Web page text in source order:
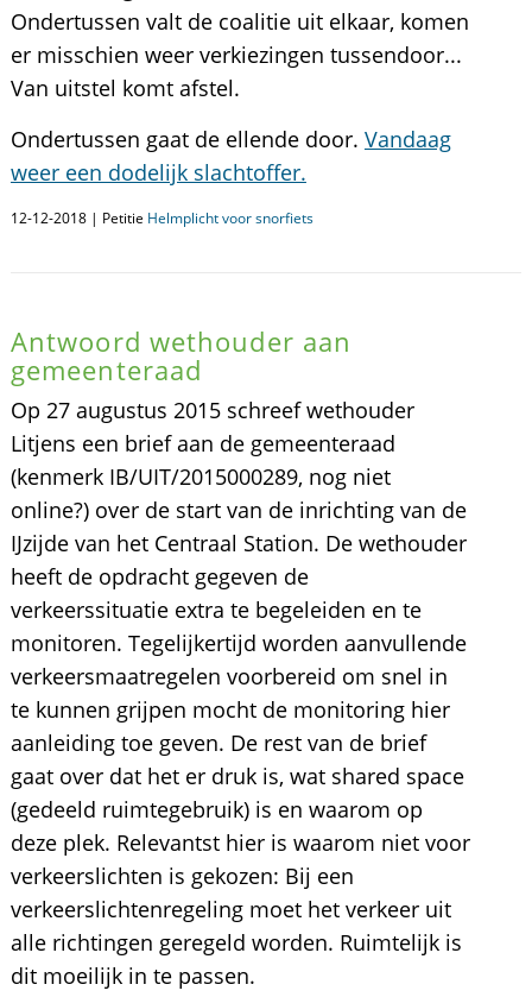
Ondertussen valt de coalitie uit elkaar, komen
er misschien weer verkiezingen tussendoor...
Van uitstel komt afstel.
Ondertussen gaat de ellende door. Vandaag
weer een dodelijk slachtoffer.
12-12-2018 | Petitie Helmplicht voor snorfiets
Antwoord wethouder aan
gemeenteraad
Op 27 augustus 2015 schreef wethouder
Litjens een brief aan de gemeenteraad
(kenmerk IB/UIT/2015000289, nog niet
online?) over de start van de inrichting van de
IJzijde van het Centraal Station. De wethouder
heeft de opdracht gegeven de
verkeerssituatie extra te begeleiden en te
monitoren. Tegelijkertijd worden aanvullende
verkeersmaatregelen voorbereid om snel in
te kunnen grijpen mocht de monitoring hier
aanleiding toe geven. De rest van de brief
gaat over dat het er druk is, wat shared space
(gedeeld ruimtegebruik) is en waarom op
deze plek. Relevantst hier is waarom niet voor
verkeerslichten is gekozen: Bij een
verkeerslichtenregeling moet het verkeer uit
alle richtingen geregeld worden. Ruimtelijk is
dit moeilijk in te passen.